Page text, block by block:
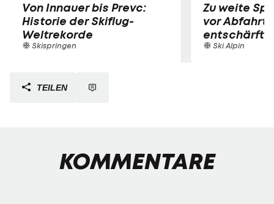
Von Innauer bis Prevc:
Historie der Skiflug-
Weltrekorde
Skispringen
Zu weite
vor
entschärft
Ski Alpin
TEILEN
KOMMENTARE